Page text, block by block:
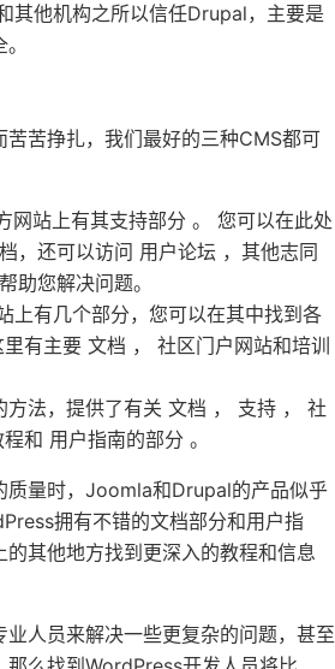
其他机构之所以信任Drupal，主要是
苦挣扎，我们最好的三种CMS都可
网站上有其支持部分 。 您可以在此处
，还可以访问 用户论坛 ，其他志同
助您解决问题。
上有几个部分，您可以在其中找到各
有主要 文档 ， 社区门户网站和培训
方法，提供了有关 文档 ， 支持 ， 社
和 用户指南的部分 。
质量时，Joomla和Drupal的产品似乎
拥有不错的文档部分和用户指
其他地方找到更深入的教程和信息
人员来解决一些更复杂的问题，甚至